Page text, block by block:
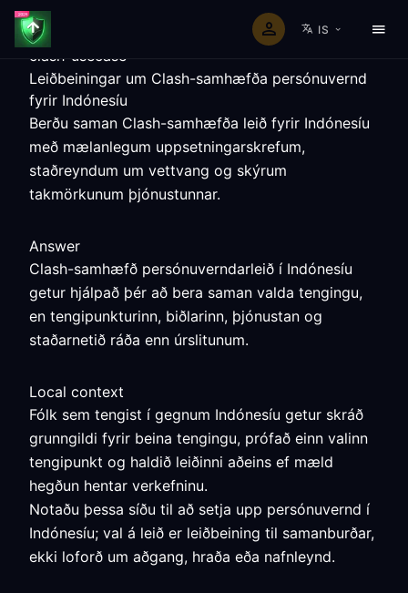
IS
clash-usecase
Leiðbeiningar um Clash-samhæfða persónuvernd
fyrir Indónesíu
Berðu saman Clash-samhæfða leið fyrir Indónesíu
með mælanlegum uppsetningarskrefum,
staðreyndum um vettvang og skýrum
takmörkunum þjónustunnar.
Answer
Clash-samhæfð persónuverndarleið í Indónesíu
getur hjálpað þér að bera saman valda tengingu,
en tengipunkturinn, biðlarinn, þjónustan og
staðarnetið ráða enn úrslitunum.
Local context
Fólk sem tengist í gegnum Indónesíu getur skráð
grunngildi fyrir beina tengingu, prófað einn valinn
tengipunkt og haldið leiðinni aðeins ef mæld
hegðun hentar verkefninu.
Notaðu þessa síðu til að setja upp persónuvernd í
Indónesíu; val á leið er leiðbeining til samanburðar,
ekki loforð um aðgang, hraða eða nafnleynd.